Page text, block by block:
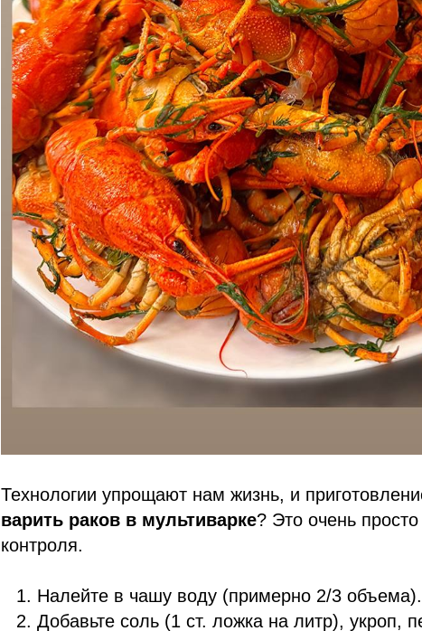
Технологии упрощают нам жизнь, и
варить раков в мультиварке? Это очень
контроля.
Налейте в чашу воду (примерно 2/3 объема).
Добавьте соль (1 ст. ложка на литр), укроп,